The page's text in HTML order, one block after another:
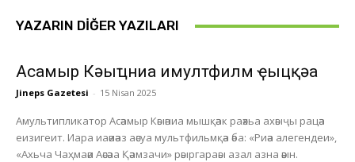
YAZARIN DIĞER YAZILARI
Асҭамыр Кәыҵниа имултфилм ҿыцқәа
Jineps Gazetesi - 15 Nisan 2025
Амультипликатор Асәамыр Кәыәниа мышқәак раәхьа ахәыҷы рацәа
еизигеит. Иара иаәиәаз аәсуа мультфильмқәа әба: «Риәа алегендеи»,
«Ахьча Чаҳмаәи Аәсәаа Қәамзачи» рәыргараәы азал азна әәын.